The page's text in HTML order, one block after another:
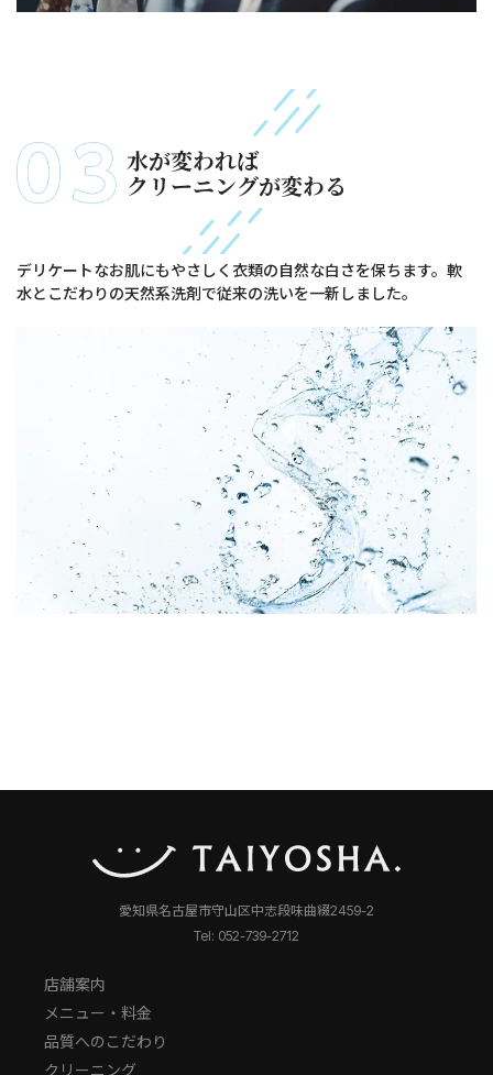
水が変われば
クリーニングが変わる
デリケートなお肌にもやさしく衣類の自然な白さを保ちます。軟
水とこだわりの天然系洗剤で従来の洗いを一新しました。
愛知県名古屋市守山区中志段味曲綴2459-2
Tel: 052-739-2712
店舗案内
メニュー・料金
品質へのこだわり
クリーニング